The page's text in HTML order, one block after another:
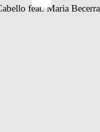
feat. Maria Becerra